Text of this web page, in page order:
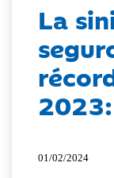
La
01/02/2024